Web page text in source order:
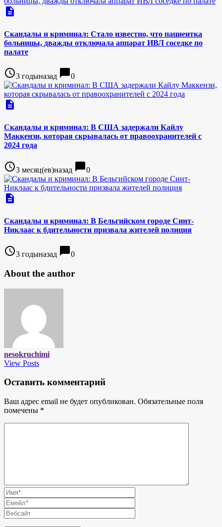
description
Скандалы и криминал: Стало известно, что пациентка
больницы, дважды отключала аппарат ИВЛ соседке по
палате
access_time3 годыназад chat_bubble0
description
Скандалы и криминал: В США задержали Кайлу
Маккензи, которая скрывалась от правоохранителей с
2024 года
access_time3 месяц(ев)назад chat_bubble0
description
Скандалы и криминал: В Бельгийском городе Синт-
Никлаас к бдительности призвала жителей полиция
access_time3 годыназад chat_bubble0
About the author
nesokruchimi
View Posts
Оставить комментарий
Ваш адрес email не будет опубликован. Обязательные поля
помечены *